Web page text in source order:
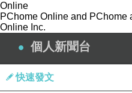
Online
PChome Online and PChome
Online Inc.
個人新聞台
快速發文